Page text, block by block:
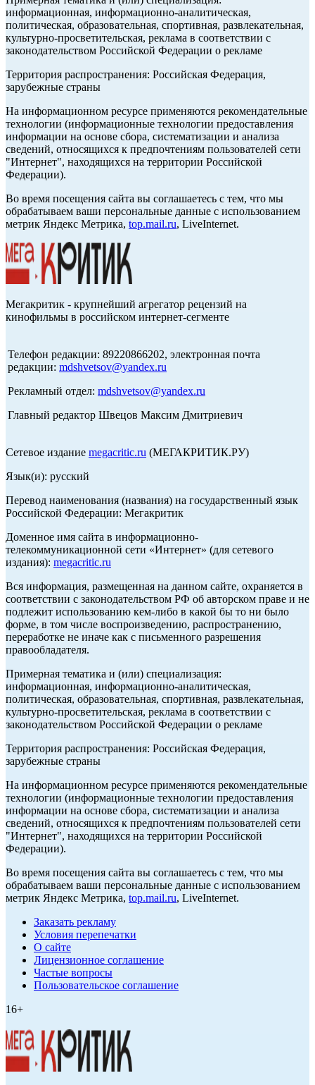
информационная, информационно-аналитическая,
политическая, образовательная, спортивная, развлекательная,
культурно-просветительская, реклама в соответствии с
законодательством Российской Федерации о рекламе
Территория распространения: Российская Федерация,
зарубежные страны
На информационном ресурсе применяются рекомендательные
технологии (информационные технологии предоставления
информации на основе сбора, систематизации и анализа
сведений, относящихся к предпочтениям пользователей сети
"Интернет", находящихся на территории Российской
Федерации).
Во время посещения сайта вы соглашаетесь с тем, что мы
обрабатываем ваши персональные данные с использованием
метрик Яндекс Метрика, top.mail.ru, LiveInternet.
Мегакритик - крупнейший агрегатор рецензий на
кинофильмы в российском интернет-сегменте
Телефон редакции: 89220866202, электронная почта
редакции: mdshvetsov@yandex.ru
Рекламный отдел: mdshvetsov@yandex.ru
Главный редактор Швецов Максим Дмитриевич
Сетевое издание megacritic.ru (МЕГАКРИТИК.РУ)
Язык(и): русский
Перевод наименования (названия) на государственный язык
Российской Федерации: Мегакритик
Доменное имя сайта в информационно-
телекоммуникационной сети «Интернет» (для сетевого
издания): megacritic.ru
Вся информация, размещенная на данном сайте, охраняется в
соответствии с законодательством РФ об авторском праве и не
подлежит использованию кем-либо в какой бы то ни было
форме, в том числе воспроизведению, распространению,
переработке не иначе как с письменного разрешения
правообладателя.
Примерная тематика и (или) специализация:
информационная, информационно-аналитическая,
политическая, образовательная, спортивная, развлекательная,
культурно-просветительская, реклама в соответствии с
законодательством Российской Федерации о рекламе
Территория распространения: Российская Федерация,
зарубежные страны
На информационном ресурсе применяются рекомендательные
технологии (информационные технологии предоставления
информации на основе сбора, систематизации и анализа
сведений, относящихся к предпочтениям пользователей сети
"Интернет", находящихся на территории Российской
Федерации).
Во время посещения сайта вы соглашаетесь с тем, что мы
обрабатываем ваши персональные данные с использованием
метрик Яндекс Метрика, top.mail.ru, LiveInternet.
Заказать рекламу
Условия перепечатки
О сайте
Лицензионное соглашение
Частые вопросы
Пользовательское соглашение
16+